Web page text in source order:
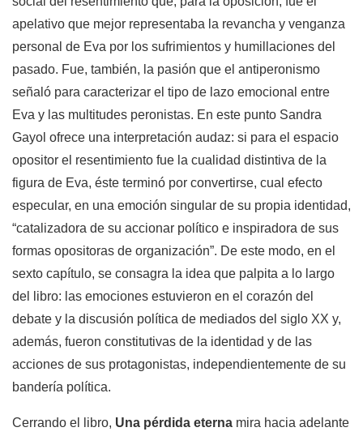
apelativo que mejor representaba la revancha y venganza
personal de Eva por los sufrimientos y humillaciones del
pasado. Fue, también, la pasión que el antiperonismo
señaló para caracterizar el tipo de lazo emocional entre
Eva y las multitudes peronistas. En este punto Sandra
Gayol ofrece una interpretación audaz: si para el espacio
opositor el resentimiento fue la cualidad distintiva de la
figura de Eva, éste terminó por convertirse, cual efecto
especular, en una emoción singular de su propia identidad,
“catalizadora de su accionar político e inspiradora de sus
formas opositoras de organización”. De este modo, en el
sexto capítulo, se consagra la idea que palpita a lo largo
del libro: las emociones estuvieron en el corazón del
debate y la discusión política de mediados del siglo XX y,
además, fueron constitutivas de la identidad y de las
acciones de sus protagonistas, independientemente de su
bandería política.
Cerrando el libro, Una pérdida eterna mira hacia adelante